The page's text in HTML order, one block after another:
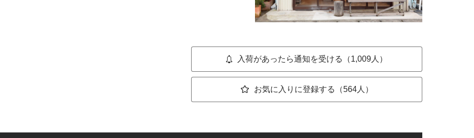
入荷があったら通知を受ける（1,009人）
お気に入りに登録する（564人）